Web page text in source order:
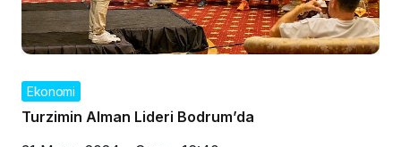
Ekonomi
Turzimin Alman Lideri Bodrum’da